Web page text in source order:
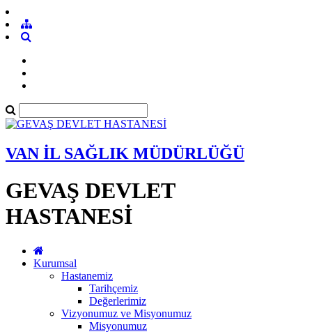
VAN İL SAĞLIK MÜDÜRLÜĞÜ
GEVAŞ DEVLET
HASTANESİ
Kurumsal
Hastanemiz
Tarihçemiz
Değerlerimiz
Vizyonumuz ve Misyonumuz
Misyonumuz